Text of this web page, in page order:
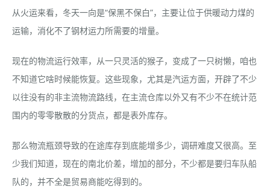
从火运来看，冬天一向是“保黑不保白”，主要让位于供暖动力煤的
运输，消化不了钢材运力所需要的增量。
现在的物流运行效率，从一只灵活的猴子，变成了一只树懒，咱也
不知道它啥时候能恢复。这些现象，尤其是汽运方面，开辟了不少
以往没有的非主流物流路线，在主流仓库以外又有不少不在统计范
围内的零零散散的分货点，都是表外库存。
那么物流瓶颈导致的在途库存到底能增多少，调研难度又很高。至
少我们知道，现在的南北价差，增加的部分，不少都是要归车队船
队的，并不全是贸易商能吃得到的。